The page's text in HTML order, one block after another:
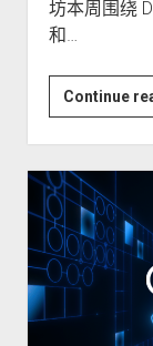
坊本周围绕
和…
Continue